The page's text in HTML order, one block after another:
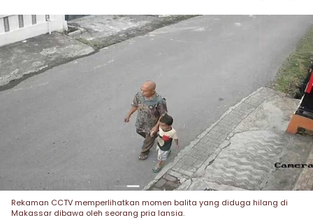
Rekaman CCTV memperlihatkan momen balita yang diduga hilang di
Makassar dibawa oleh seorang pria lansia.